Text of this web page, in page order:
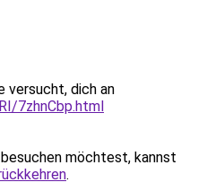
versucht, dich an
7zhnCbp.html
möchtest, kannst
.